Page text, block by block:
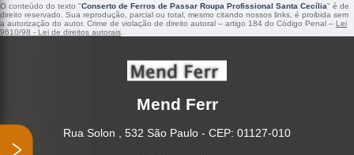
O conteúdo do texto "Conserto de Ferros de Passar Roupa Profissional Santa Cecília" é de
direito reservado. Sua reprodução, parcial ou total, mesmo citando nossos links, é proibida sem
a autorização do autor. Crime de violação de direito autoral – artigo 184 do Código Penal – Lei
9610/98 - Lei de direitos autorais
Mend Ferr
Rua Solon , 532 São Paulo - CEP: 01127-010